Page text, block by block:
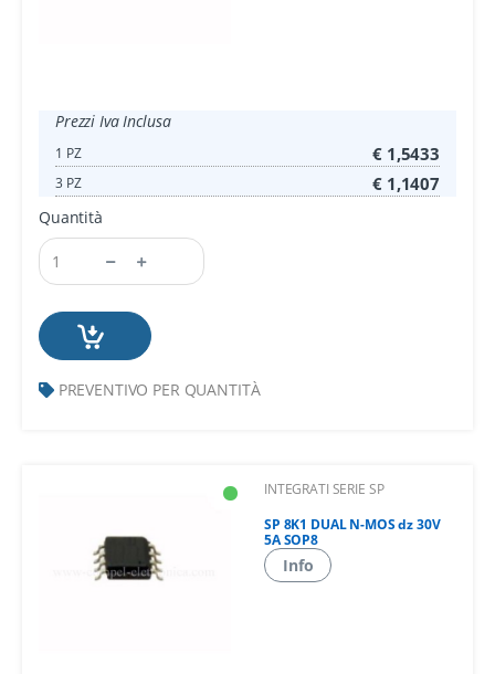
Prezzi Iva Inclusa
1 PZ € 1,5433
3 PZ € 1,1407
Quantità
PREVENTIVO PER QUANTITÀ
INTEGRATI SERIE SP
SP 8K1 DUAL N-MOS dz 30V
5A SOP8
Info